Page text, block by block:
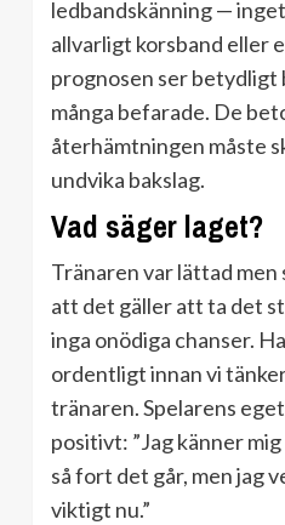
ledbandskänning —
allvarligt korsband eller
prognosen ser betydligt
många befarade. De
återhämtningen måste
undvika bakslag.
Vad säger laget?
Tränaren var lättad
att det gäller att ta det
inga onödiga chanser.
ordentligt innan vi tänker
tränaren. Spelarens
positivt: ”Jag känner
så fort det går, men jag
viktigt nu.”